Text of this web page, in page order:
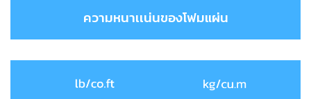
ความหนาเเน่นของโฟมแผ่น